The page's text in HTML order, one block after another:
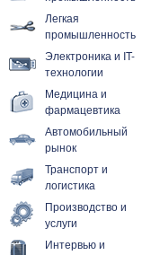
Легкая
промышленность
Электроника и IT-
технологии
Медицина и
фармацевтика
Автомобильный
рынок
Транспорт и
логистика
Производство и
услуги
Интервью и